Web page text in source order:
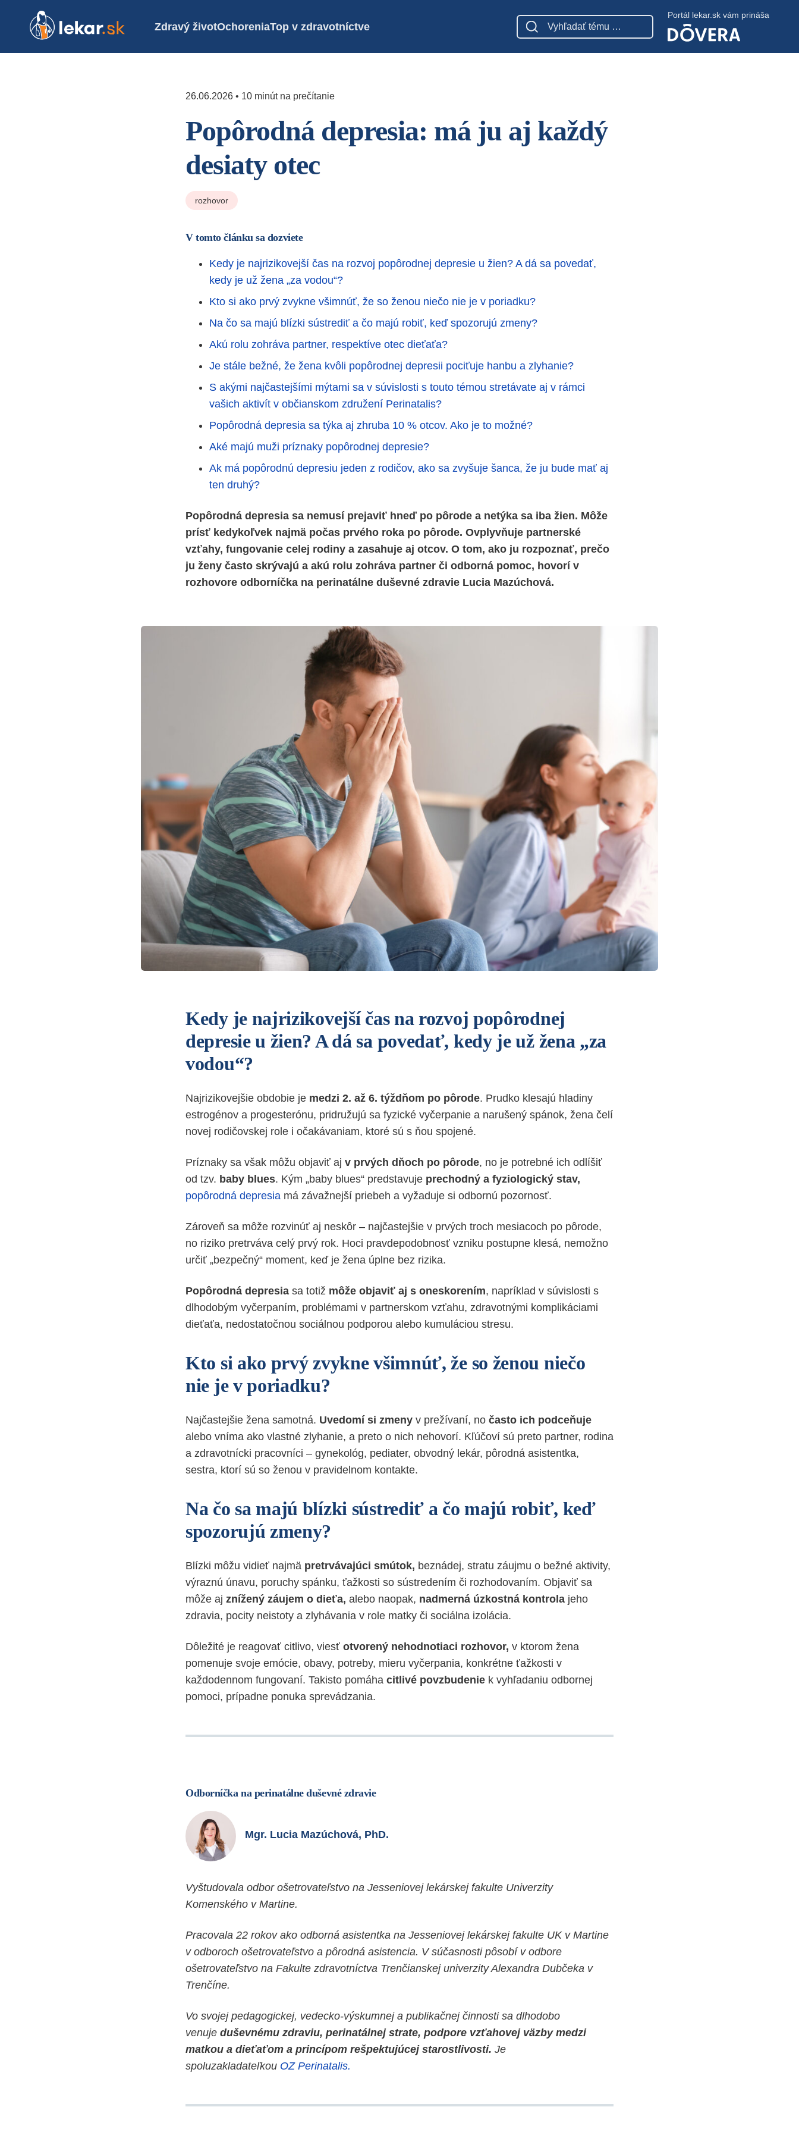
Zdravý životOchoreniaTop v zdravotníctve
Portál lekar.sk vám prináša
26.06.2026 • 10 minút na prečítanie
Popôrodná depresia: má ju aj každý
desiaty otec
rozhovor
V tomto článku sa dozviete
Kedy je najrizikovejší čas na rozvoj popôrodnej depresie u žien? A dá sa povedať,
kedy je už žena „za vodou“?
Kto si ako prvý zvykne všimnúť, že so ženou niečo nie je v poriadku?
Na čo sa majú blízki sústrediť a čo majú robiť, keď spozorujú zmeny?
Akú rolu zohráva partner, respektíve otec dieťaťa?
Je stále bežné, že žena kvôli popôrodnej depresii pociťuje hanbu a zlyhanie?
S akými najčastejšími mýtami sa v súvislosti s touto témou stretávate aj v rámci
vašich aktivít v občianskom združení Perinatalis?
Popôrodná depresia sa týka aj zhruba 10 % otcov. Ako je to možné?
Aké majú muži príznaky popôrodnej depresie?
Ak má popôrodnú depresiu jeden z rodičov, ako sa zvyšuje šanca, že ju bude mať aj
ten druhý?
Popôrodná depresia sa nemusí prejaviť hneď po pôrode a netýka sa iba žien. Môže
prísť kedykoľvek najmä počas prvého roka po pôrode. Ovplyvňuje partnerské
vzťahy, fungovanie celej rodiny a zasahuje aj otcov. O tom, ako ju rozpoznať, prečo
ju ženy často skrývajú a akú rolu zohráva partner či odborná pomoc, hovorí v
rozhovore odborníčka na perinatálne duševné zdravie Lucia Mazúchová.
Kedy je najrizikovejší čas na rozvoj popôrodnej
depresie u žien? A dá sa povedať, kedy je už žena „za
vodou“?
Najrizikovejšie obdobie je medzi 2. až 6. týždňom po pôrode. Prudko klesajú hladiny
estrogénov a progesterónu, pridružujú sa fyzické vyčerpanie a narušený spánok, žena čelí
novej rodičovskej role i očakávaniam, ktoré sú s ňou spojené.
Príznaky sa však môžu objaviť aj v prvých dňoch po pôrode, no je potrebné ich odlíšiť
od tzv. baby blues. Kým „baby blues“ predstavuje prechodný a fyziologický stav,
popôrodná depresia má závažnejší priebeh a vyžaduje si odbornú pozornosť.
Zároveň sa môže rozvinúť aj neskôr – najčastejšie v prvých troch mesiacoch po pôrode,
no riziko pretrváva celý prvý rok. Hoci pravdepodobnosť vzniku postupne klesá, nemožno
určiť „bezpečný“ moment, keď je žena úplne bez rizika.
Popôrodná depresia sa totiž môže objaviť aj s oneskorením, napríklad v súvislosti s
dlhodobým vyčerpaním, problémami v partnerskom vzťahu, zdravotnými komplikáciami
dieťaťa, nedostatočnou sociálnou podporou alebo kumuláciou stresu.
Kto si ako prvý zvykne všimnúť, že so ženou niečo
nie je v poriadku?
Najčastejšie žena samotná. Uvedomí si zmeny v prežívaní, no často ich podceňuje
alebo vníma ako vlastné zlyhanie, a preto o nich nehovorí. Kľúčoví sú preto partner, rodina
a zdravotnícki pracovníci – gynekológ, pediater, obvodný lekár, pôrodná asistentka,
sestra, ktorí sú so ženou v pravidelnom kontakte.
Na čo sa majú blízki sústrediť a čo majú robiť, keď
spozorujú zmeny?
Blízki môžu vidieť najmä pretrvávajúci smútok, beznádej, stratu záujmu o bežné aktivity,
výraznú únavu, poruchy spánku, ťažkosti so sústredením či rozhodovaním. Objaviť sa
môže aj znížený záujem o dieťa, alebo naopak, nadmerná úzkostná kontrola jeho
zdravia, pocity neistoty a zlyhávania v role matky či sociálna izolácia.
Dôležité je reagovať citlivo, viesť otvorený nehodnotiaci rozhovor, v ktorom žena
pomenuje svoje emócie, obavy, potreby, mieru vyčerpania, konkrétne ťažkosti v
každodennom fungovaní. Takisto pomáha citlivé povzbudenie k vyhľadaniu odbornej
pomoci, prípadne ponuka sprevádzania.
Odborníčka na perinatálne duševné zdravie
Mgr. Lucia Mazúchová, PhD.
Vyštudovala odbor ošetrovateľstvo na Jesseniovej lekárskej fakulte Univerzity
Komenského v Martine.
Pracovala 22 rokov ako odborná asistentka na Jesseniovej lekárskej fakulte UK v Martine
v odboroch ošetrovateľstvo a pôrodná asistencia. V súčasnosti pôsobí v odbore
ošetrovateľstvo na Fakulte zdravotníctva Trenčianskej univerzity Alexandra Dubčeka v
Trenčíne.
Vo svojej pedagogickej, vedecko-výskumnej a publikačnej činnosti sa dlhodobo
venuje duševnému zdraviu, perinatálnej strate, podpore vzťahovej väzby medzi
matkou a dieťaťom a princípom rešpektujúcej starostlivosti. Je
spoluzakladateľkou OZ Perinatalis.